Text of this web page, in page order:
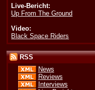
Live-Bericht:
Up From The Ground
Video:
Black Space Riders
RSS
News
Reviews
Interviews